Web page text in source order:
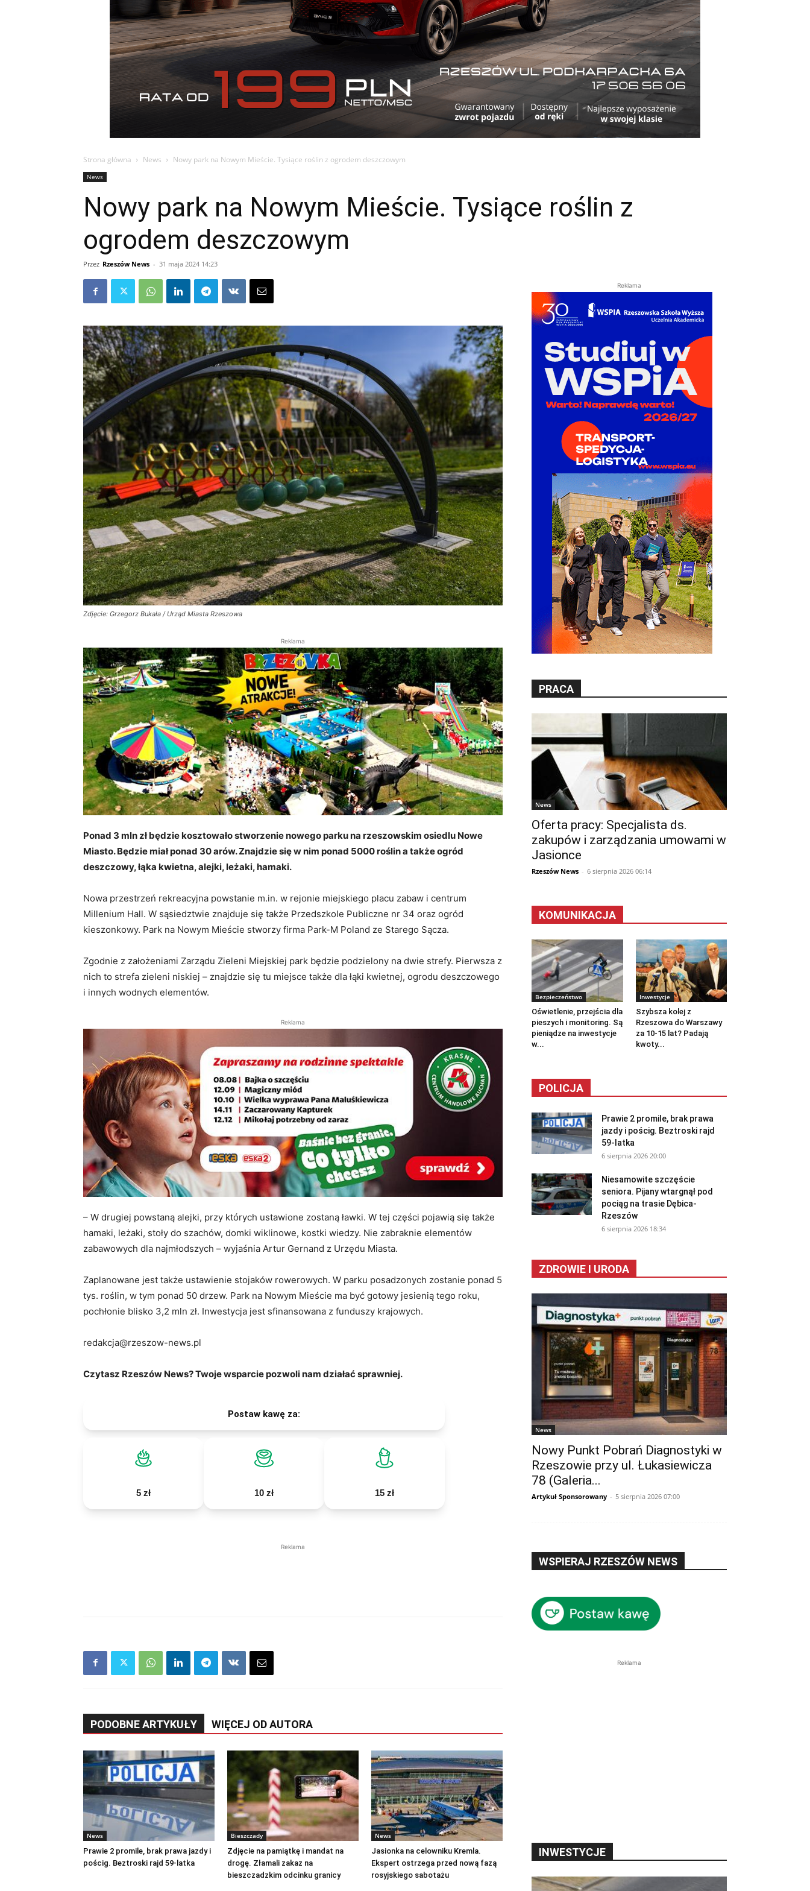
Strona główna News Nowy park na Nowym Mieście. Tysiące roślin z ogrodem deszczowym
News
Nowy park na Nowym Mieście. Tysiące roślin z
ogrodem deszczowym
Przez Rzeszów News - 31 maja 2024 14:23
Zdjęcie: Grzegorz Bukała / Urząd Miasta Rzeszowa
Reklama
Ponad 3 mln zł będzie kosztowało stworzenie nowego parku na rzeszowskim osiedlu Nowe
Miasto. Będzie miał ponad 30 arów. Znajdzie się w nim ponad 5000 roślin a także ogród
deszczowy, łąka kwietna, alejki, leżaki, hamaki.
Nowa przestrzeń rekreacyjna powstanie m.in. w rejonie miejskiego placu zabaw i centrum
Millenium Hall. W sąsiedztwie znajduje się także Przedszkole Publiczne nr 34 oraz ogród
kieszonkowy. Park na Nowym Mieście stworzy firma Park-M Poland ze Starego Sącza.
Zgodnie z założeniami Zarządu Zieleni Miejskiej park będzie podzielony na dwie strefy. Pierwsza z
nich to strefa zieleni niskiej – znajdzie się tu miejsce także dla łąki kwietnej, ogrodu deszczowego
i innych wodnych elementów.
Reklama
– W drugiej powstaną alejki, przy których ustawione zostaną ławki. W tej części pojawią się także
hamaki, leżaki, stoły do szachów, domki wiklinowe, kostki wiedzy. Nie zabraknie elementów
zabawowych dla najmłodszych – wyjaśnia Artur Gernand z Urzędu Miasta.
Zaplanowane jest także ustawienie stojaków rowerowych. W parku posadzonych zostanie ponad 5
tys. roślin, w tym ponad 50 drzew. Park na Nowym Mieście ma być gotowy jesienią tego roku,
pochłonie blisko 3,2 mln zł. Inwestycja jest sfinansowana z funduszy krajowych.
redakcja@rzeszow-news.pl
Czytasz Rzeszów News? Twoje wsparcie pozwoli nam działać sprawniej.
Postaw kawę za:
5 zł 10 zł 15 zł
Reklama
PODOBNE ARTYKUŁY WIĘCEJ OD AUTORA
News
Prawie 2 promile, brak prawa jazdy i
pościg. Beztroski rajd 59-latka
Bieszczady
Zdjęcie na pamiątkę i mandat na
drogę. Złamali zakaz na
bieszczadzkim odcinku granicy
News
Jasionka na celowniku Kremla.
Ekspert ostrzega przed nową fazą
rosyjskiego sabotażu
Reklama
PRACA
News
Oferta pracy: Specjalista ds.
zakupów i zarządzania umowami w
Jasionce
Rzeszów News - 6 sierpnia 2026 06:14
KOMUNIKACJA
Bezpieczeństwo
Oświetlenie, przejścia dla
pieszych i monitoring. Są
pieniądze na inwestycje
w...
Inwestycje
Szybsza kolej z
Rzeszowa do Warszawy
za 10-15 lat? Padają
kwoty...
POLICJA
Prawie 2 promile, brak prawa
jazdy i pościg. Beztroski rajd
59-latka
6 sierpnia 2026 20:00
Niesamowite szczęście
seniora. Pijany wtargnął pod
pociąg na trasie Dębica-
Rzeszów
6 sierpnia 2026 18:34
ZDROWIE I URODA
News
Nowy Punkt Pobrań Diagnostyki w
Rzeszowie przy ul. Łukasiewicza
78 (Galeria...
Artykuł Sponsorowany - 5 sierpnia 2026 07:00
WSPIERAJ RZESZÓW NEWS
Reklama
INWESTYCJE